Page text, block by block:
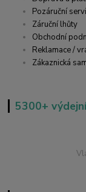
Pozáruční
Záruční lhůty
Obchodní
Reklamace /
Zákaznická
5300+